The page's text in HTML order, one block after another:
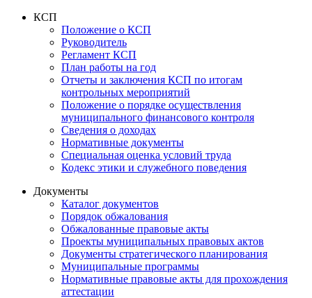
КСП
Положение о КСП
Руководитель
Регламент КСП
План работы на год
Отчеты и заключения КСП по итогам
контрольных мероприятий
Положение о порядке осуществления
муниципального финансового контроля
Сведения о доходах
Нормативные документы
Специальная оценка условий труда
Кодекс этики и служебного поведения
Документы
Каталог документов
Порядок обжалования
Обжалованные правовые акты
Проекты муниципальных правовых актов
Документы стратегического планирования
Муниципальные программы
Нормативные правовые акты для прохождения
аттестации